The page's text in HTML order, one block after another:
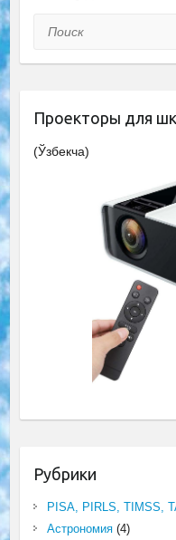
Поиск
Проекторы для
(Ўзбекча)
Рубрики
PISA, PIRLS, TIMSS,
Астрономия(4)